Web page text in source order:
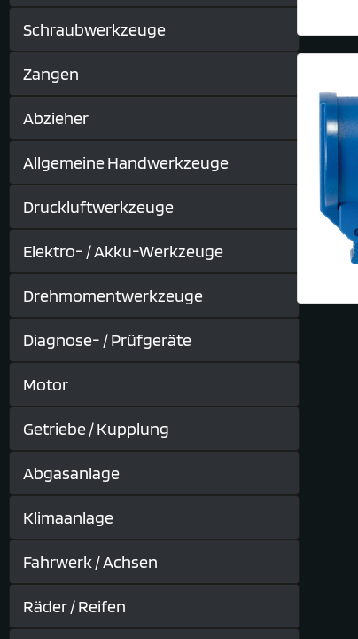
Schraubwerkzeuge
Zangen
Abzieher
Allgemeine Handwerkzeuge
Druckluftwerkzeuge
Elektro- / Akku-Werkzeuge
Drehmomentwerkzeuge
Diagnose- / Prüfgeräte
Motor
Getriebe / Kupplung
Abgasanlage
Klimaanlage
Fahrwerk / Achsen
Räder / Reifen